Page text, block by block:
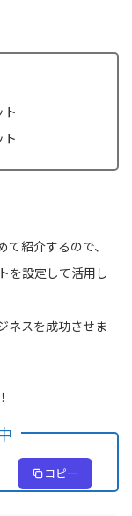
ト
ト
紹介するので、
を設定して活用し
ネスを成功させま
コピー